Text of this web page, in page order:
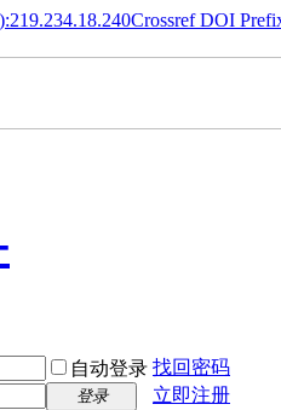
Crossref DOI
自动登录 找回密码
登录
立即注册